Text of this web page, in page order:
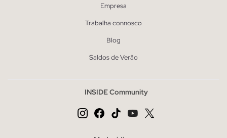
Empresa
Trabalha connosco
Blog
Saldos de Verão
INSIDE Community